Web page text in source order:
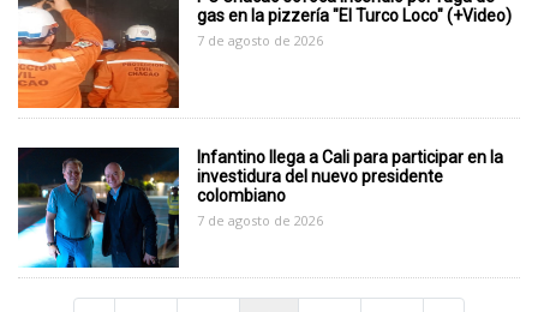
gas en la pizzería "El Turco Loco" (+Video)
7 de agosto de 2026
Infantino llega a Cali para participar en la
investidura del nuevo presidente
colombiano
7 de agosto de 2026